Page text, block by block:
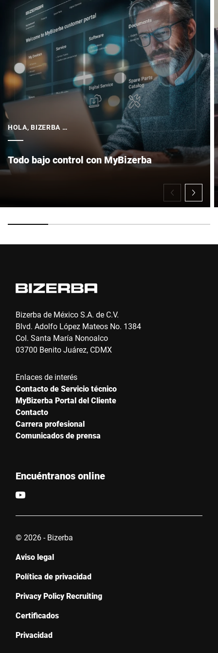
HOLA, BIZERBA …
Todo bajo control con MyBizerba
Bizerba de México S.A. de C.V.
Blvd. Adolfo López Mateos No. 1384
Col. Santa María Nonoalco
03700 Benito Juárez, CDMX
Enlaces de interés
Contacto de Servicio técnico
MyBizerba Portal del Cliente
Contacto
Carrera profesional
Comunicados de prensa
Encuéntranos online
© 2026 - Bizerba
Aviso legal
Política de privacidad
Privacy Policy Recruiting
Certificados
Privacidad